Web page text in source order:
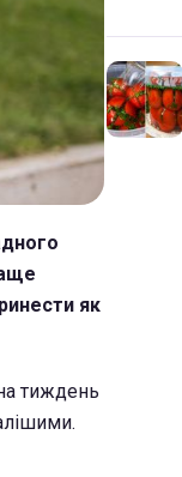
як
тиждень